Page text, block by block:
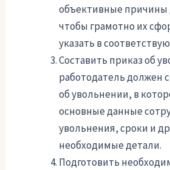
объективные причины
чтобы грамотно их
указать в
Составить приказ об
работодатель должен
об увольнении, в
основные данные
увольнения, сроки и
необходимые детали.
Подготовить